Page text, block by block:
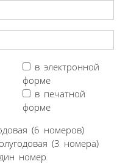
в электронной
форме
в печатной
форме
(6 номеров)
(3 номера)
номер